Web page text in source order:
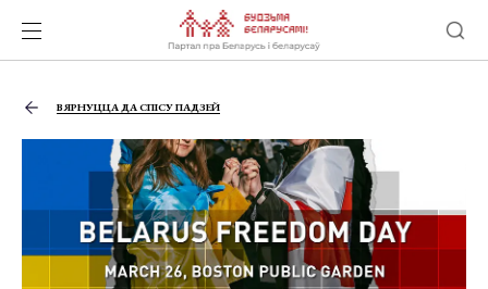
ВЯРНУЦЦА ДА СПІСУ ПАДЗЕЙ